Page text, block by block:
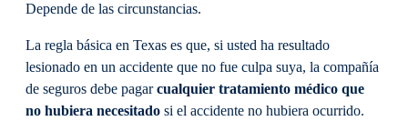
Depende de las circunstancias.
La regla básica en Texas es que, si usted ha resultado
lesionado en un accidente que no fue culpa suya, la compañía
de seguros debe pagarcualquier tratamiento médico que
no hubiera necesitado si el accidente no hubiera ocurrido.